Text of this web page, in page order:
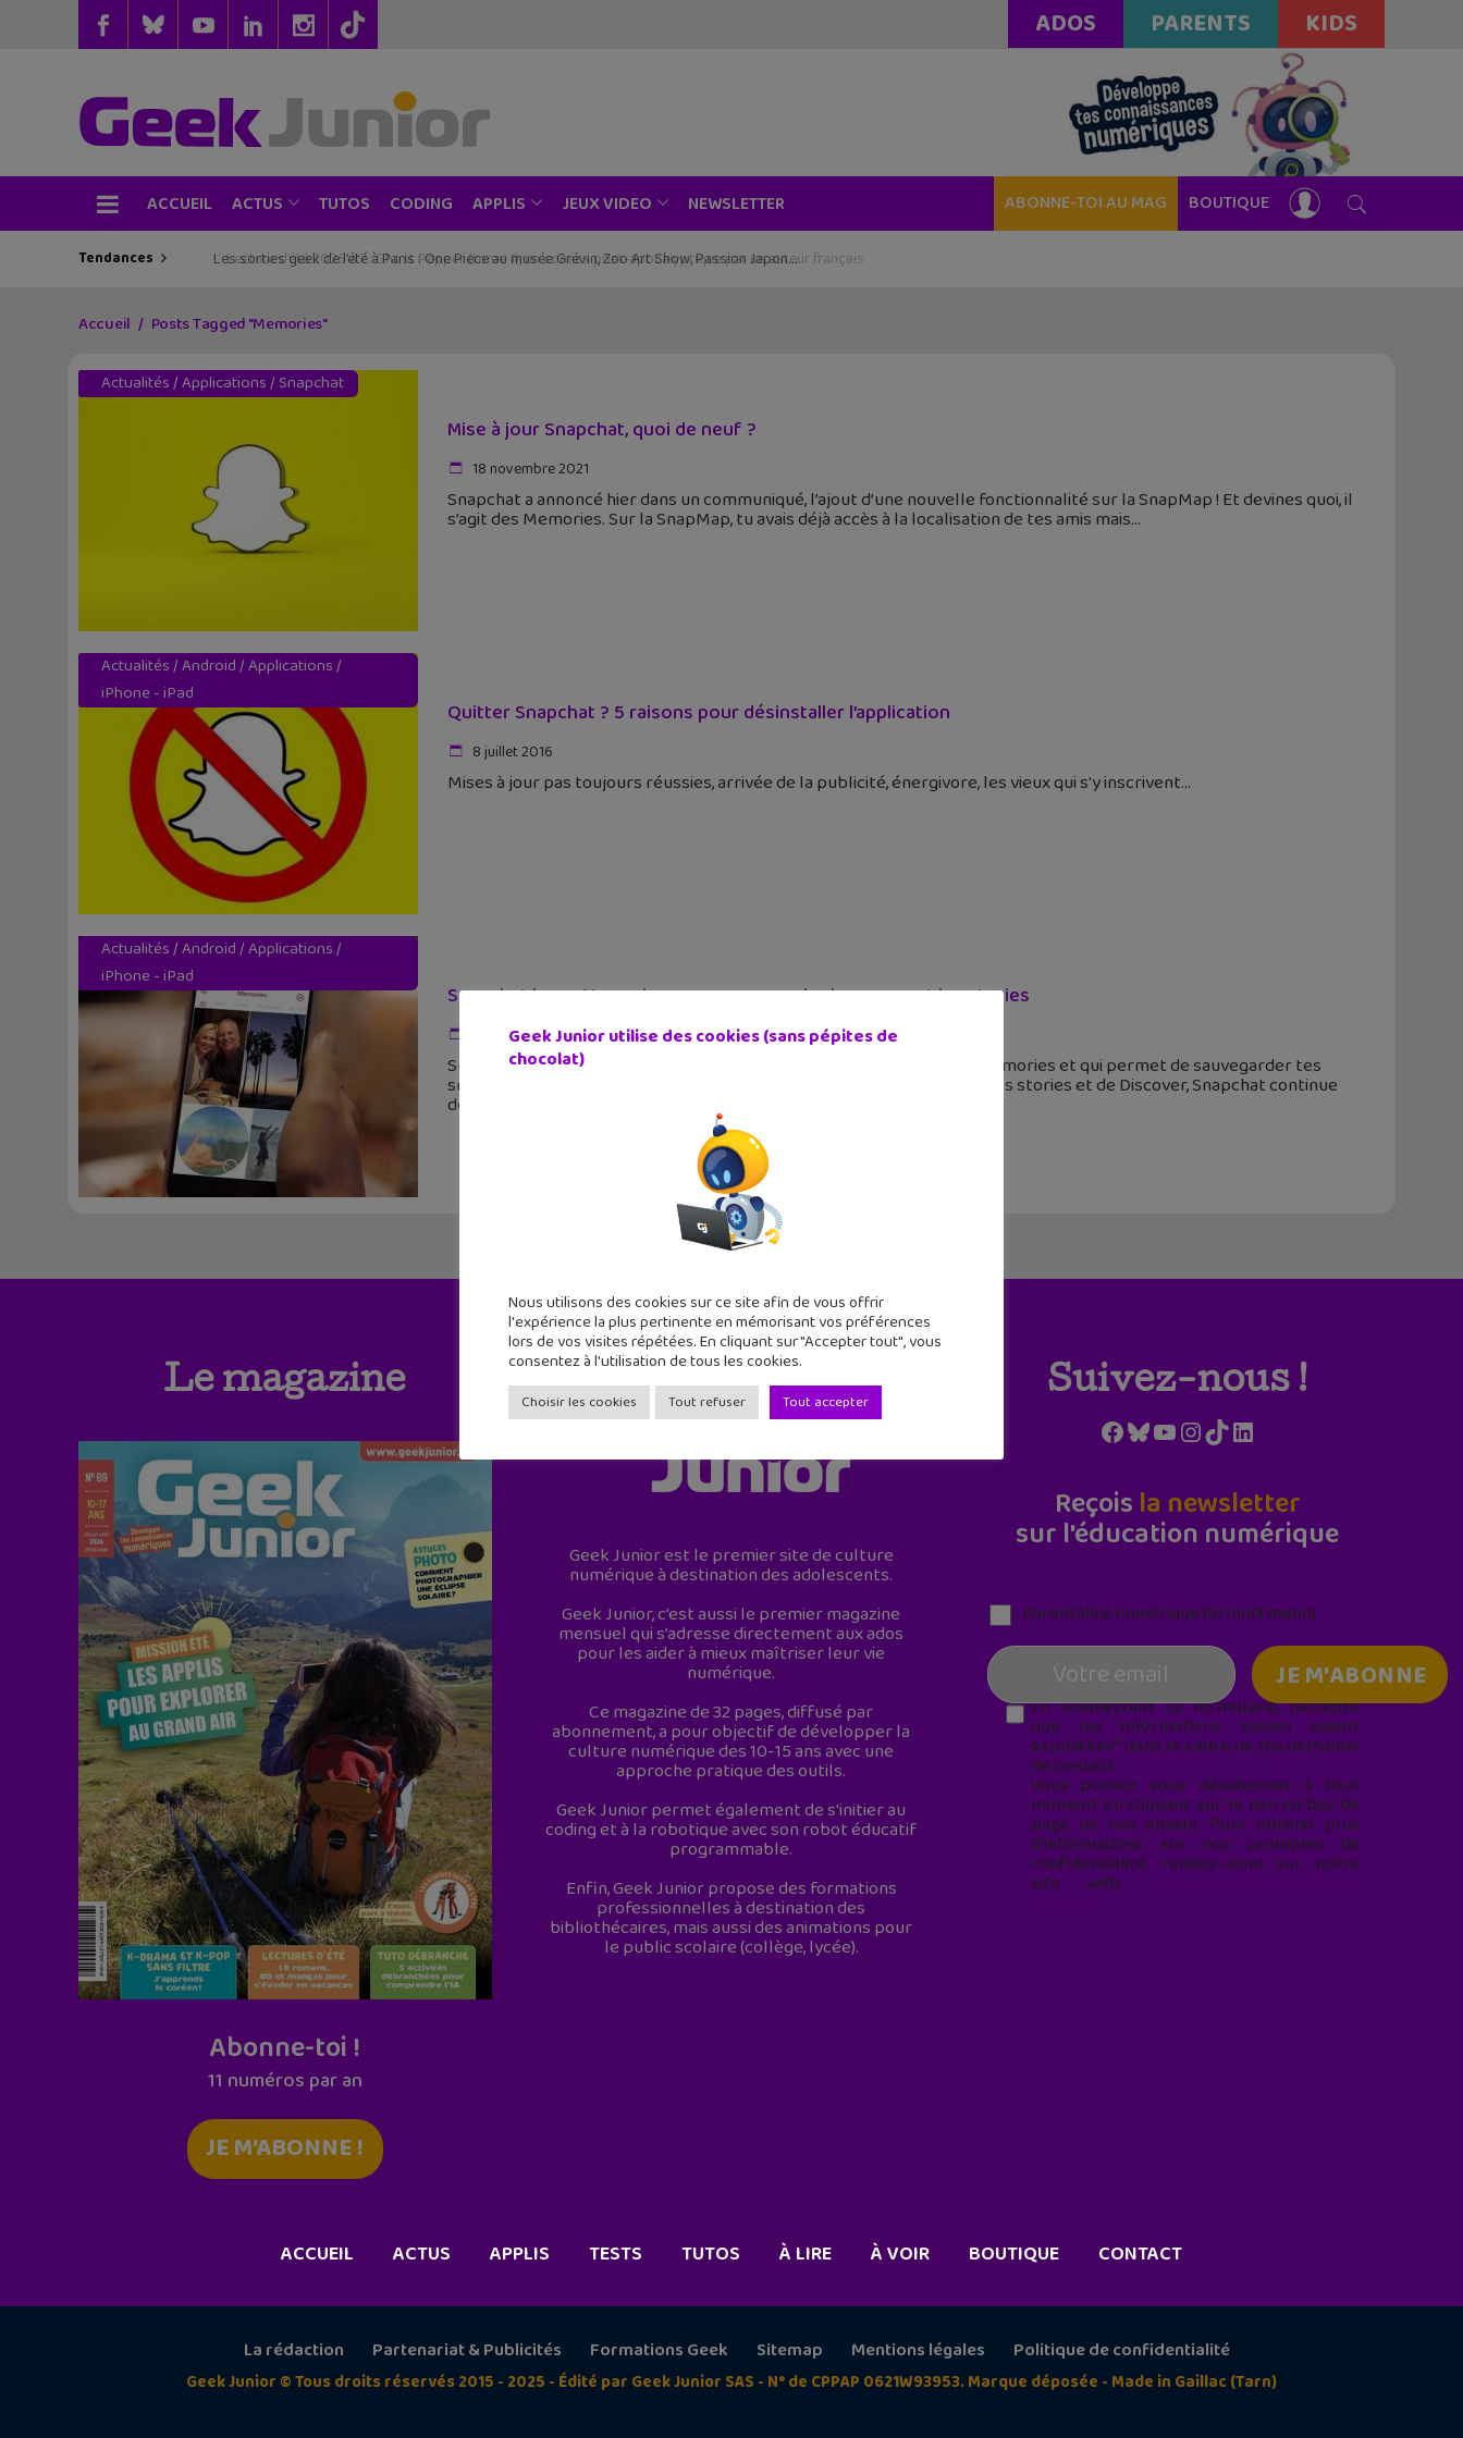
ADOS PARENTS KIDS
ACCUEIL ACTUS TUTOS CODING APPLIS JEUX VIDEO NEWSLETTER ABONNE-TOI AU MAG BOUTIQUE
Tendances Les sorties geek de l’été à Paris : One Piece au musée Grévin, Zoo Art Show, Passion Japon…
Accueil Posts Tagged "Memories"
Actualités/Applications/ Snapchat
Mise à jour Snapchat, quoi de neuf ?
18 novembre 2021
Snapchat a annoncé hier dans un communiqué, l’ajout d’une nouvelle fonctionnalité sur la SnapMap ! Et devines quoi, il
s’agit des Memories. Sur la SnapMap, tu avais déjà accès à la localisation de tes amis mais
Actualités/Android/Applications/
iPhone - iPad
Quitter Snapchat ? 5 raisons pour désinstaller l’application
8 juillet 2016
Mises à jour pas toujours réussies, arrivée de la publicité, énergivore, les vieux qui s'y inscrivent
Actualités/Android/Applications/
iPhone - iPad
Snapchat lance Memories pour sauvegarder les snaps et les stories
6 juillet 2016
Snapchat vient d'annoncer une intéressante fonctionnalité appelée Memories et qui permet de sauvegarder tes
snaps et tes stories ! Après avoir changé complètement l'apparence des stories et de Discover, Snapchat continue
de faire parler de lui
Le magazine
Abonne-toi !
11 numéros par an
JE M'ABONNE !
Geek Junior est le premier site de culture
numérique à destination des adolescents.
Geek Junior, c’est aussi le premier magazine
mensuel qui s’adresse directement aux ados
pour les aider à mieux maîtriser leur vie
numérique.
Ce magazine de 32 pages, diffusé par
abonnement, a pour objectif de développer la
culture numérique des 10-15 ans avec une
approche pratique des outils.
Geek Junior permet également de s'initier au
coding et à la robotique avec son robot éducatif
programmable.
Enfin, Geek Junior propose des formations
professionnelles à destination des
bibliothécaires, mais aussi des animations pour
le public scolaire (collège, lycée).
Suivez-nous !
Facebook
Bluesky
YouTube
Instagram
TikTokLinkedIn
Reçois la newsletter
sur l'éducation numérique
Parentalité numérique (le lundi matin)
En soumettant ce formulaire, j’accepte
que les informations saisies soient
exploitées* dans le cadre de ma demande
de contact.
Vous pouvez vous désabonner à tout
moment en cliquant sur le lien en bas de
page de nos emails. Pour obtenir plus
d'informations sur nos pratiques de
confidentialité, rendez-vous sur notre
site web
Geek Junior utilise des cookies (sans pépites de
chocolat)
Nous utilisons des cookies sur ce site afin de vous offrir
l'expérience la plus pertinente en mémorisant vos préférences
lors de vos visites répétées. En cliquant sur "Accepter tout", vous
consentez à l'utilisation de tous les cookies.
Choisir les cookies Tout refuser Tout accepter
ACCUEIL ACTUS APPLIS TESTS TUTOS À LIRE À VOIR BOUTIQUE CONTACT
La rédaction Partenariat & Publicités Formations Geek Sitemap Mentions légales Politique de confidentialité
Geek Junior © Tous droits réservés 2015 - 2025 - Édité par Geek Junior SAS - N° de CPPAP 0621W93953. Marque déposée - Made in Gaillac (Tarn)